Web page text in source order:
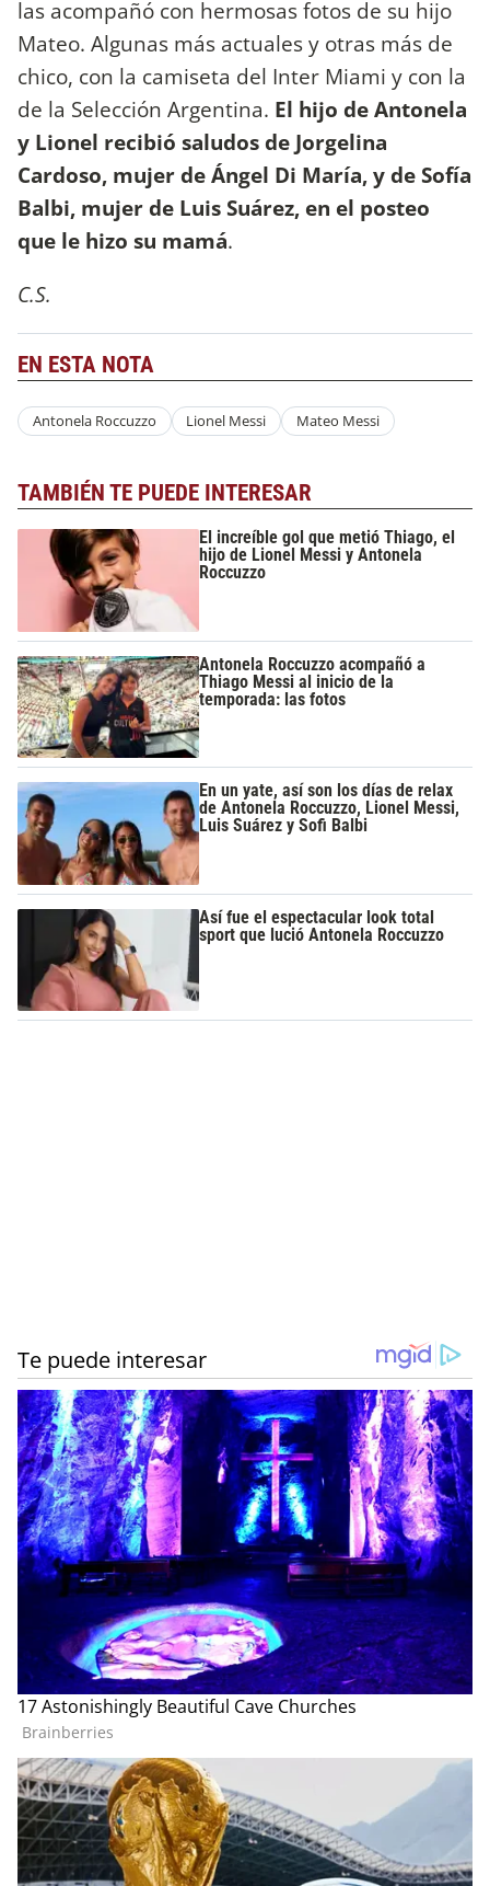
las acompañó con hermosas fotos de su hijo
Mateo. Algunas más actuales y otras más de
chico, con la camiseta del Inter Miami y con la
de la Selección Argentina. El hijo de Antonela
y Lionel recibió saludos de Jorgelina
Cardoso, mujer de Ángel Di María, y de Sofía
Balbi, mujer de Luis Suárez, en el posteo
que le hizo su mamá.
C.S.
EN ESTA NOTA
Antonela Roccuzzo Lionel Messi Mateo Messi
TAMBIÉN TE PUEDE INTERESAR
El increíble gol que metió Thiago, el
hijo de Lionel Messi y Antonela
Roccuzzo
Antonela Roccuzzo acompañó a
Thiago Messi al inicio de la
temporada: las fotos
En un yate, así son los días de relax
de Antonela Roccuzzo, Lionel Messi,
Luis Suárez y Sofi Balbi
Así fue el espectacular look total
sport que lució Antonela Roccuzzo